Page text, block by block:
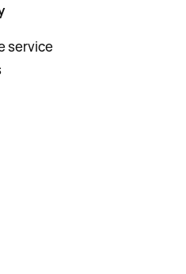
service